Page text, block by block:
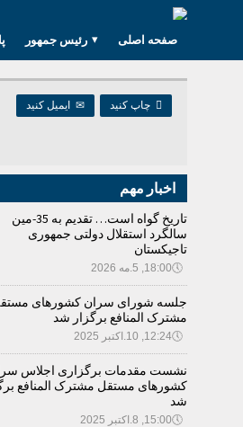
رئیس جمهور صفحه اصلی
 چاپ کنید ✉ ایمیل کنید
اخبار مهم
تاریخ گواه است… تقدیم به 35-مین
سالگرد استقلال دولتی جمهوری
تاجیکستان
🕔18:00, 5.مه 2026
جلسه شورای سران کشورهای
مشترک المنافع برگزار شد
🕔12:24, 10.اکتبر 2025
نشست مقدمات برگزاری اجلاس
کشورهای مستقل مشترک المنافع
شد
🕔15:00, 8.اکتبر 2025